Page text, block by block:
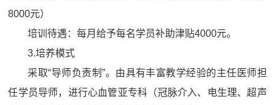
8000元）
培训待遇：每月给予每名学员补助津贴4000元。
3.培养模式
采取“导师负责制”。由具有丰富教学经验的主任医师担
任学员导师，进行心血管亚专科（冠脉介入、电生理、超声